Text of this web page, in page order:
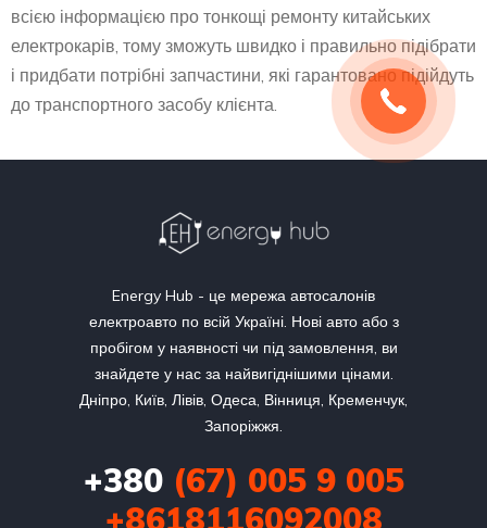
всією інформацією про тонкощі ремонту китайських
електрокарів, тому зможуть швидко і правильно підібрати
і придбати потрібні запчастини, які гарантовано підійдуть
до транспортного засобу клієнта.
Energy Hub - це мережа автосалонів
електроавто по всій Україні. Нові авто або з
пробігом у наявності чи під замовлення, ви
знайдете у нас за найвигіднішими цінами.
Дніпро, Київ, Лівів, Одеса, Вінниця, Кременчук,
Запоріжжя.
+380(67) 005 9 005
+8618116092008